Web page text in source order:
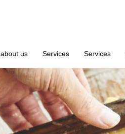
about us Services Services